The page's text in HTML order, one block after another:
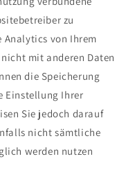
zu
Analytics von Ihrem
mit anderen Daten
die Speicherung
Einstellung Ihrer
Sie jedoch darauf
nicht sämtliche
werden nutzen